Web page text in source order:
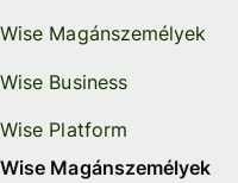
Wise Magánszemélyek
Wise Business
Wise Platform
Wise Magánszemélyek